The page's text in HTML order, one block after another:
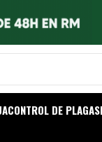
CONTROL DE PLAGAS